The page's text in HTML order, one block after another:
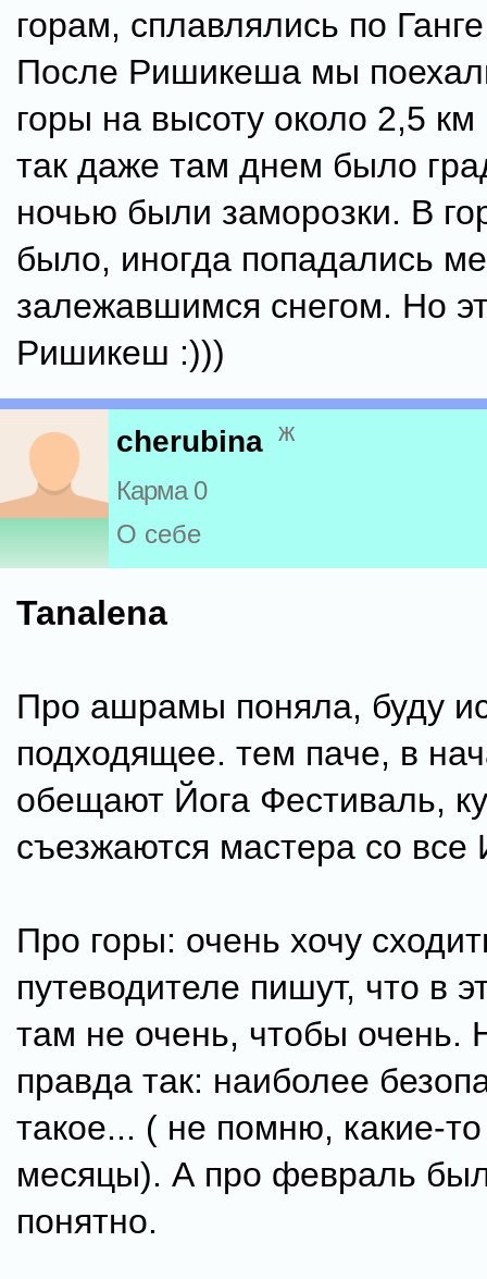
горам, сплавлялись по
После Ришикеша мы
горы на высоту около 2,5
так даже там днем было
ночью были заморозки. В
было, иногда попадались
залежавшимся снегом. Но
Ришикеш :)))
cherubina ж
Карма 0
О себе
Tanalena
Про ашрамы поняла, буду
подходящее. тем паче, в
обещают Йога Фестиваль,
съезжаются мастера со все
Про горы: очень хочу
путеводителе пишут, что в
там не очень, чтобы очень.
правда так: наиболее
такое... ( не помню, какие-
месяцы). А про февраль
понятно.